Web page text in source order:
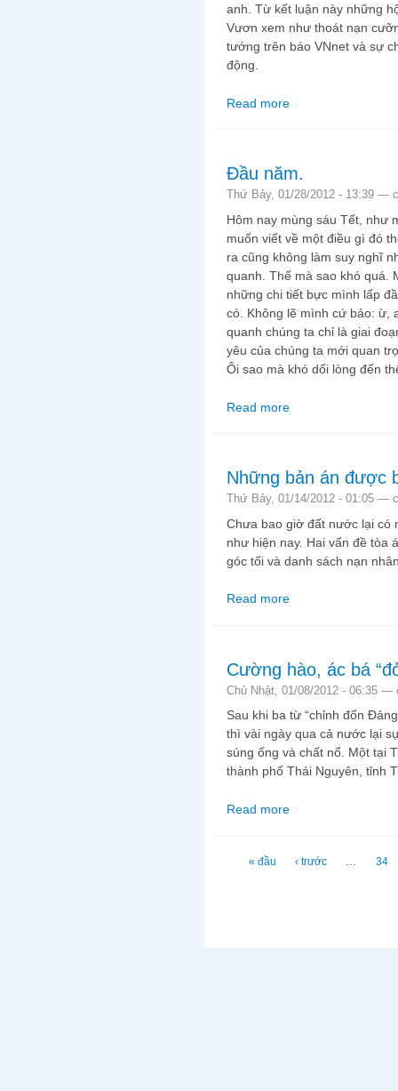
anh. Từ kết luận này những
Vươn xem như thoát nạn
tướng trên báo VNnet và sự
động.
Read more
Đầu năm.
Thứ Bảy, 01/28/2012 - 13:39 —
Hôm nay mùng sáu Tết, như
muốn viết về một điều gì đó
ra cũng không làm suy nghĩ
quanh. Thế mà sao khó quá.
những chi tiết bực mình lấp
có. Không lẽ mình cứ bảo: ừ,
quanh chúng ta chỉ là giai
yêu của chúng ta mới quan
Ôi sao mà khó dối lòng đến
Read more
Những bản án được
Thứ Bảy, 01/14/2012 - 01:05 —
Chưa bao giờ đất nước lại có
như hiện nay. Hai vấn đề tòa
góc tối và danh sách nạn
Read more
Cường hào, ác bá
Chủ Nhật, 01/08/2012 - 06:35 —
Sau khi ba từ “chỉnh đốn
thì vài ngày qua cả nước lại
súng ống và chất nổ. Một tại
thành phố Thái Nguyên, tỉnh
Read more
Trang
« đầu ‹ trước 34